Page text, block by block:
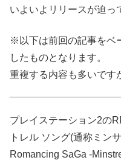
いよいよリリースが迫っ
※以下は前回の記事をベ
したものとなります。
重複する内容も多いです
プレイステーション2の
トレル ソング(通称ミン
Romancing SaGa -